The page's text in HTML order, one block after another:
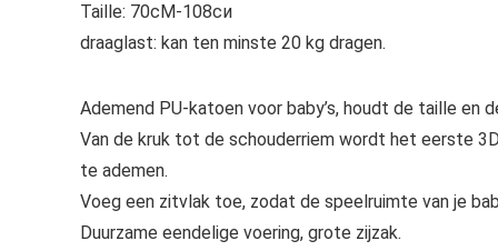
Taille: 70сM-108си
draaglast: kan ten minste 20 kg dragen.
Ademend PU-katoen voor baby’s, houdt de taille en
Van de kruk tot de schouderriem wordt het eerste
te ademen.
Voeg een zitvlak toe, zodat de speelruimte van je
Duurzame eendelige voering, grote zijzak.